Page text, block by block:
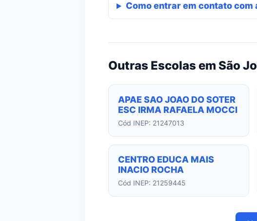
Como entrar em contato com
Outras Escolas em São
APAE SAO JOAO DO SOTER
ESC IRMA RAFAELA MOCCI
Cód INEP: 21247013
CENTRO EDUCA MAIS
INACIO ROCHA
Cód INEP: 21259445